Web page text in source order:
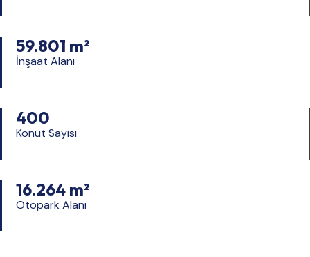
59.801 m²
İnşaat Alanı
400
Konut Sayısı
16.264 m²
Otopark Alanı